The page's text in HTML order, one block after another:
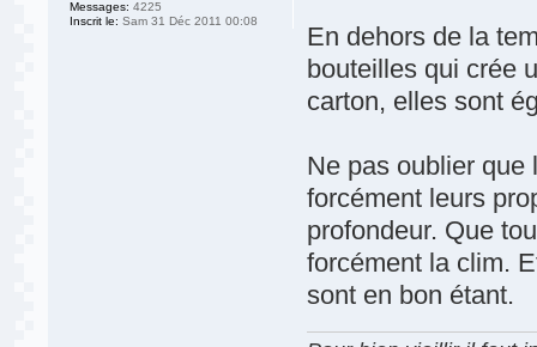
En dehors de la
bouteilles qui crée
carton, elles sont
Ne pas oublier que
forcément leurs
profondeur. Que
forcément la clim.
sont en bon étant.
Messages: 4225
Inscrit le: Sam 31 Déc 2011 00:08